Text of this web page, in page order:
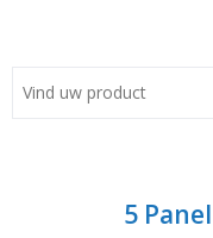
Contact
Wil je
5